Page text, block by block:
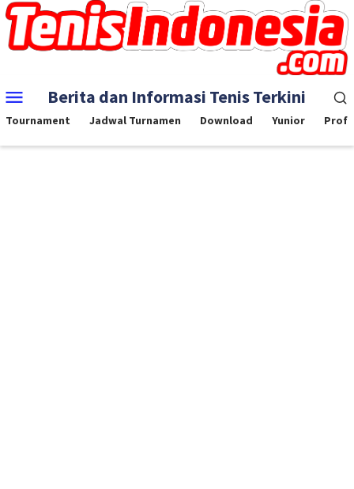
Skip
to
content
Mobile
Menu
Berita dan Informasi Tenis Terkini
Tournament Jadwal Turnamen Download Yunior